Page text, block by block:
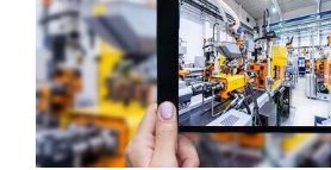
Indústria 4.0